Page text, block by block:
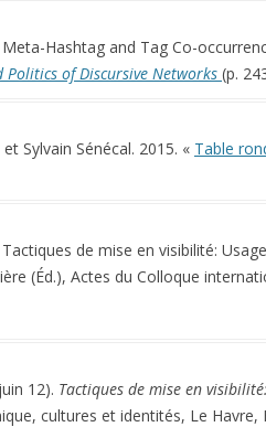
Hashtag and Tag Co-
Politics of Discursive Networks (p.
Sylvain Sénécal. 2015. « Table
de mise en visibilité:
(Éd.), Actes du Colloque
12). Tactiques de mise en
cultures et identités, Le Havre,